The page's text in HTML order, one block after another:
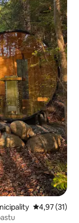
4,97 av 5 i
4,97 (31)